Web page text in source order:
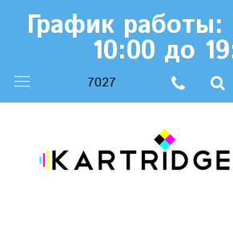
График
10:00 до
7027